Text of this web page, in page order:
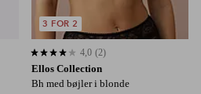
Ellos Collection
Bh med bøjler i blonde
4,0 baseret på 2 bedømmelser
4,0 (2)
3 FOR 2